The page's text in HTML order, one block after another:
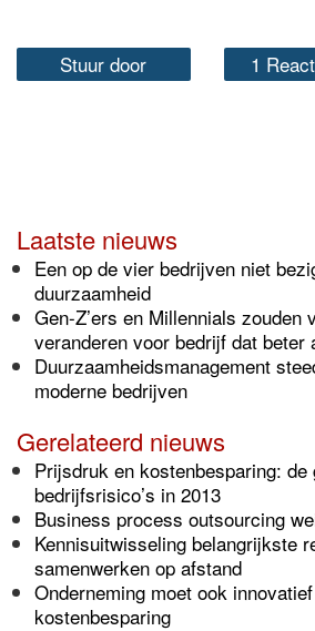
Stuur door 1
Laatste nieuws
Een op de vier bedrijven niet
duurzaamheid
Gen-Z’ers en Millennials zouden
veranderen voor bedrijf dat beter
Duurzaamheidsmanagement
moderne bedrijven
Gerelateerd nieuws
Prijsdruk en kostenbesparing: de
bedrijfsrisico’s in 2013
Business process outsourcing
Kennisuitwisseling belangrijkste
samenwerken op afstand
Onderneming moet ook
kostenbesparing